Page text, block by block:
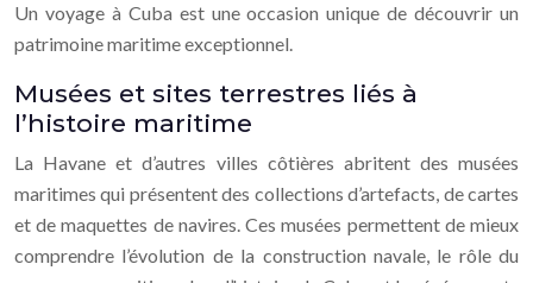
Un voyage à Cuba est une occasion unique de découvrir un
patrimoine maritime exceptionnel.
Musées et sites terrestres liés à
l’histoire maritime
La Havane et d’autres villes côtières abritent des musées
maritimes qui présentent des collections d’artefacts, de cartes
et de maquettes de navires. Ces musées permettent de mieux
comprendre l’évolution de la construction navale, le rôle du